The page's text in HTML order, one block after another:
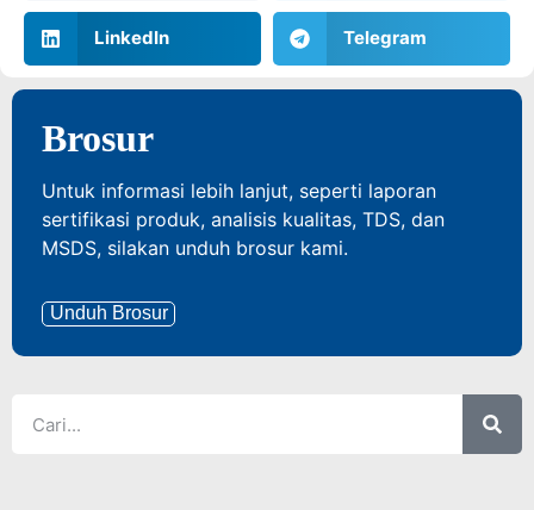
LinkedIn Telegram
Brosur
Untuk informasi lebih lanjut, seperti laporan
sertifikasi produk, analisis kualitas, TDS, dan
MSDS, silakan unduh brosur kami.
Unduh Brosur